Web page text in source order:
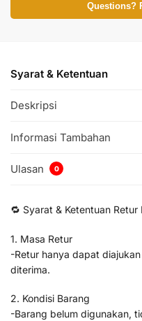
Questions?
Syarat & Ketentuan
Deskripsi
Informasi Tambahan
Ulasan 0
🔁 Syarat & Ketentuan Retur
1. Masa Retur
-Retur hanya dapat
diterima.
2. Kondisi Barang
-Barang belum digunakan,